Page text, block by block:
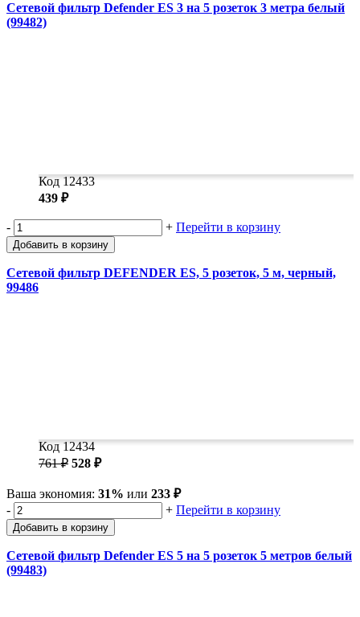
Сетевой фильтр Defender ES 3 на 5 розеток 3 метра белый
(99482)
Код 12433
439 ₽
- + Перейти в корзину
Добавить в корзину
Сетевой фильтр DEFENDER ES, 5 розеток, 5 м, черный,
99486
Код 12434
761 ₽ 528 ₽
Ваша экономия: 31% или 233 ₽
-
+ Перейти в корзину
Добавить в корзину
Сетевой фильтр Defender ES 5 на 5 розеток 5 метров белый
(99483)